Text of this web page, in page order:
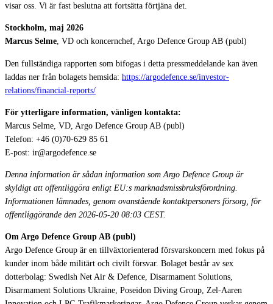
visar oss. Vi är fast beslutna att fortsätta förtjäna det.
Stockholm, maj 2026
Marcus Selme, VD och koncernchef, Argo Defence Group AB (publ)
Den fullständiga rapporten som bifogas i detta pressmeddelande kan även
laddas ner från bolagets hemsida: https://argodefence.se/investor-
relations/financial-reports/
För ytterligare information, vänligen kontakta:
Marcus Selme, VD, Argo Defence Group AB (publ)
Telefon: +46 (0)70-629 85 61
E-post: ir@argodefence.se
Denna information är sådan information som Argo Defence Group är
skyldigt att offentliggöra enligt EU:s marknadsmissbruksförordning.
Informationen lämnades, genom ovanstående kontaktpersoners försorg, för
offentliggörande den 2026-05-20 08:03 CEST.
Om Argo Defence Group AB (publ)
Argo Defence Group är en tillväxtorienterad försvarskoncern med fokus på
kunder inom både militärt och civilt försvar. Bolaget består av sex
dotterbolag: Swedish Net Air & Defence, Disarmament Solutions,
Disarmament Solutions Ukraine, Poseidon Diving Group, Zel-Aaren